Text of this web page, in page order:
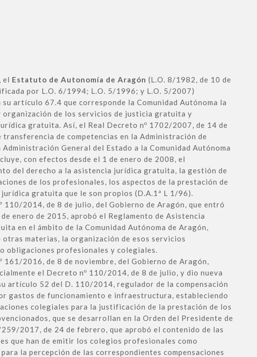
el Estatuto de Autonomía de Aragón (L.O. 8/1982, de 10 de
por L.O. 6/1994; L.O. 5/1996; y L.O. 5/2007)
su artículo 67.4 que corresponde la Comunidad Autónoma la
organización de los servicios de justicia gratuita y
gratuita. Así, el Real Decreto nº 1702/2007, de 14 de
transferencia de competencias en la Administración de
Administración General del Estado a la Comunidad Autónoma
con efectos desde el 1 de enero de 2008, el
del derecho a la asistencia jurídica gratuita, la gestión de
de los profesionales, los aspectos de la prestación de
gratuita que le son propios (D.A.1ª L 1/96).
110/2014, de 8 de julio, del Gobierno de Aragón, que entró
enero de 2015, aprobó el Reglamento de Asistencia
en el ámbito de la Comunidad Autónoma de Aragón,
materias, la organización de esos servicios
obligaciones profesionales y colegiales.
161/2016, de 8 de noviembre, del Gobierno de Aragón,
el Decreto nº 110/2014, de 8 de julio, y dio nueva
artículo 52 del D. 110/2014, regulador de la compensación
gastos de funcionamiento e infraestructura, estableciendo
colegiales para la justificación de la prestación de los
que se desarrollan en la Orden del Presidente de
2017, de 24 de febrero, que aprobó el contenido de las
que han de emitir los colegios profesionales como
la percepción de las correspondientes compensaciones